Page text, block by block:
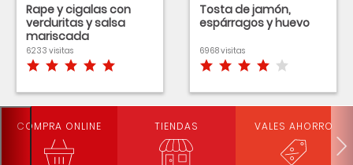
Rape y cigalas con
verduritas y salsa
mariscada
6233 visitas
Tosta de jamón,
espárragos y huevo
6968 visitas
COMPRA ONLINE TIENDAS VALES AHORRO